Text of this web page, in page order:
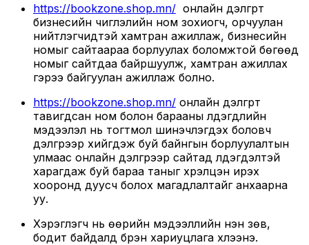
https://bookzone.shop.mn/ онлайн дэлгүүрт
бизнесийн чиглэлийн ном зохиогч, орчуулан
нийтлэгчидтэй хамтран ажиллаж, бизнесийн
номыг сайтаараа борлуулах боломжтой бөгөөд
номыг сайтдаа байршуулж, хамтран ажиллах
гэрээ байгуулан ажиллаж болно.
https://bookzone.shop.mn/ онлайн дэлгүүрт
тавигдсан ном болон барааны үлдэгдлийн
мэдээлэл нь тогтмол шинэчлэгдэх боловч
дэлгүүрээр хийгдэж буй байнгын борлуулалтын
улмаас онлайн дэлгүүрээр сайтад үлдэгдэлтэй
харагдаж буй бараа таныг хүрэлцэн ирэх
хооронд дуусч болох магадлалтайг анхаарна
уу.
Хэрэглэгч нь өөрийн мэдээллийн үнэн зөв,
бодит байдалд бүрэн хариуцлага хүлээнэ.